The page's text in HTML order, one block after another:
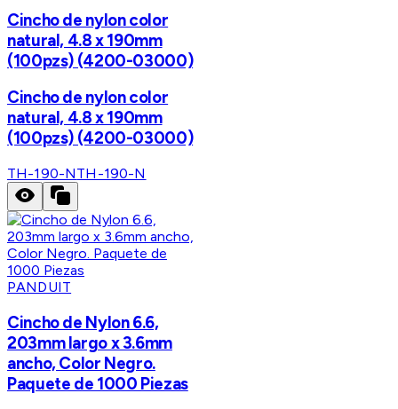
Cincho de nylon color
natural, 4.8 x 190mm
(100pzs) (4200-03000)
Cincho de nylon color
natural, 4.8 x 190mm
(100pzs) (4200-03000)
TH-190-NTH-190-N
PANDUIT
Cincho de Nylon 6.6,
203mm largo x 3.6mm
ancho, Color Negro.
Paquete de 1000 Piezas